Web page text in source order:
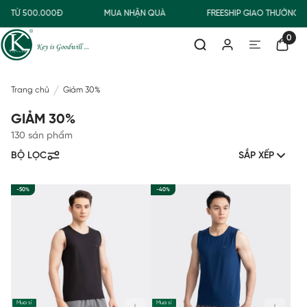
TỪ 500.000Đ MUA NHẬN QUÀ FREESHIP GIAO THƯỜNG
0
Trang chủ Giảm 30%
GIẢM 30%
130 sản phẩm
BỘ LỌC
SẮP XẾP
-50%
Mua sỉ
-40%
Mua sỉ